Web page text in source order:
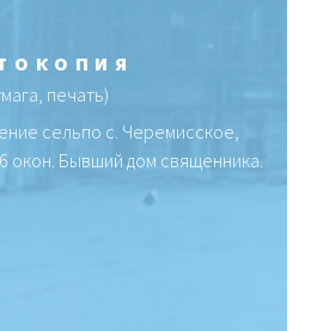
печать)
сельпо с. Черемисское,
окон. Бывший дом священника.